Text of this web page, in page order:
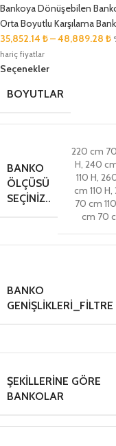
Bankoya Dönüşebilen
Orta Boyutlu Karşılama
35,852.14 ₺–48,889.28 ₺
hariç fiyatlar
Seçenekler
BOYUTLAR
BANKO
ÖLÇÜSÜ
SEÇINIZ..
220 cm
H 240
110 H
cm 110 H
70 cm
cm 70
BANKO
GENIŞLIKLERI_FILTRE
ŞEKILLERINE GÖRE
BANKOLAR